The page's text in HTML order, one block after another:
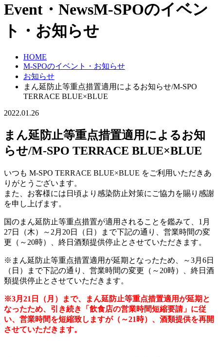
Event・NewsM-SPOのイベン
ト・お知らせ
HOME
M-SPOのイベント・お知らせ
お知らせ
まん延防止等重点措置適用によるお知らせ/M-SPO
TERRACE BLUE×BLUE
2022.01.26
まん延防止等重点措置適用によるお知
らせ/M-SPO TERRACE BLUE×BLUE
いつも M-SPO TERRACE BLUE×BLUE をご利用いただきあ
りがとうございます。
また、お客様には日頃より感染防止対策にご協力を賜り感謝
を申し上げます。
国のまん延防止等重点措置が適用されることを鑑みて、 1月
27日（木）～2月20日（日）まで下記の通り、営業時間の変
更（～20時）、終日酒類提供停止とさせていただきます。
※まん延防止等重点措置適用が延期となったため、～3月6日
（日）まで下記の通り、営業時間の変更（～20時）、終日酒
類提供停止とさせていただきます。
※3月21日（月）まで、まん延防止等重点措置適用が延期と
なったため、引き続き「飲食店の営業時間短縮要請」に従
い、営業時間を短縮致しますが（～21時）、酒類提供を再開
させていただきます。